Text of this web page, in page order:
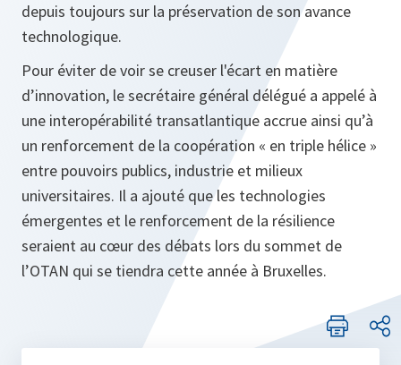
depuis toujours sur la préservation de son avance
technologique.
Pour éviter de voir se creuser l'écart en matière
d’innovation, le secrétaire général délégué a appelé à
une interopérabilité transatlantique accrue ainsi qu’à
un renforcement de la coopération « en triple hélice »
entre pouvoirs publics, industrie et milieux
universitaires. Il a ajouté que les technologies
émergentes et le renforcement de la résilience
seraient au cœur des débats lors du sommet de
l’OTAN qui se tiendra cette année à Bruxelles.